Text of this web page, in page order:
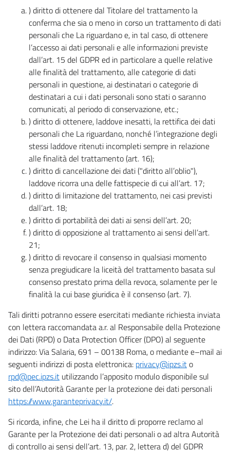
) diritto di ottenere dal Titolare del trattamento la
conferma che sia o meno in corso un trattamento di dati
personali che La riguardano e, in tal caso, di ottenere
l’accesso ai dati personali e alle informazioni previste
dall’art. 15 del GDPR ed in particolare a quelle relative
alle finalità del trattamento, alle categorie di dati
personali in questione, ai destinatari o categorie di
destinatari a cui i dati personali sono stati o saranno
comunicati, al periodo di conservazione, etc.;
) diritto di ottenere, laddove inesatti, la rettifica dei dati
personali che La riguardano, nonché l’integrazione degli
stessi laddove ritenuti incompleti sempre in relazione
alle finalità del trattamento (art. 16);
) diritto di cancellazione dei dati ("diritto all’oblio"),
laddove ricorra una delle fattispecie di cui all’art. 17;
) diritto di limitazione del trattamento, nei casi previsti
dall’art. 18;
) diritto di portabilità dei dati ai sensi dell’art. 20;
) diritto di opposizione al trattamento ai sensi dell’art.
21;
) diritto di revocare il consenso in qualsiasi momento
senza pregiudicare la liceità del trattamento basata sul
consenso prestato prima della revoca, solamente per le
finalità la cui base giuridica è il consenso (art. 7).
Tali diritti potranno essere esercitati mediante richiesta inviata
con lettera raccomandata a.r. al Responsabile della Protezione
dei Dati (RPD) o Data Protection Officer (DPO) al seguente
indirizzo: Via Salaria, 691 – 00138 Roma, o mediante e–mail ai
seguenti indirizzi di posta elettronica: privacy@ipzs.ito
rpd@pec.ipzs.it utilizzando l’apposito modulo disponibile sul
sito dell’Autorità Garante per la protezione dei dati personali
https://www.garanteprivacy.it/.
Si ricorda, infine, che Lei ha il diritto di proporre reclamo al
Garante per la Protezione dei dati personali o ad altra Autorità
di controllo ai sensi dell’art. 13, par. 2, lettera d) del GDPR